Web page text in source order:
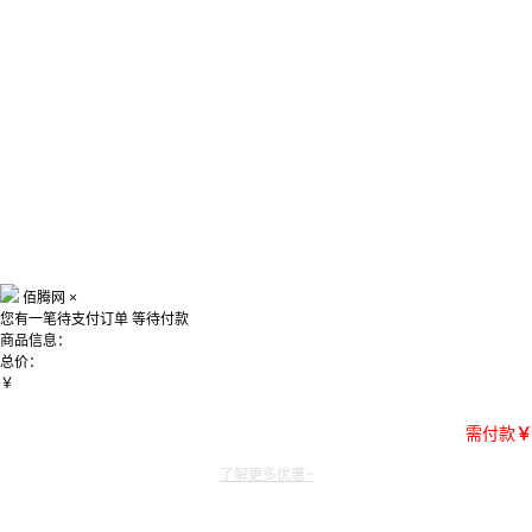
佰腾网 ×
您有一笔待支付订单 等待付款
商品信息：
总价：
￥
需付款￥
了解更多优惠~